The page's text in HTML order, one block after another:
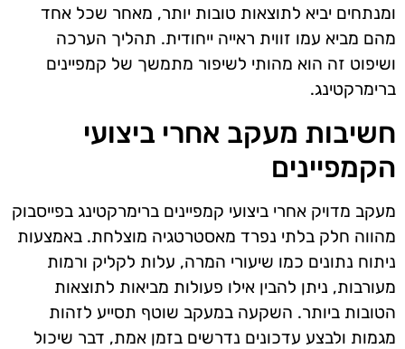
ומנתחים יביא לתוצאות טובות יותר, מאחר שכל אחד
מהם מביא עמו זווית ראייה ייחודית. תהליך הערכה
ושיפוט זה הוא מהותי לשיפור מתמשך של קמפיינים
ברימרקטינג.
חשיבות מעקב אחרי ביצועי
הקמפיינים
מעקב מדויק אחרי ביצועי קמפיינים ברימרקטינג בפייסבוק
מהווה חלק בלתי נפרד מאסטרטגיה מוצלחת. באמצעות
ניתוח נתונים כמו שיעורי המרה, עלות לקליק ורמות
מעורבות, ניתן להבין אילו פעולות מביאות לתוצאות
הטובות ביותר. השקעה במעקב שוטף תסייע לזהות
מגמות ולבצע עדכונים נדרשים בזמן אמת, דבר שיכול